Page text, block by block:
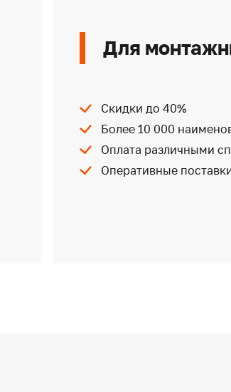
Для
Скидки до 40%
Более 10 000
Оплата различными
Оперативные